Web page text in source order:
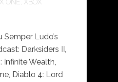
ONE XBOX
Semper Ludo’s
Darksiders II,
Infinite Wealth⁠,
⁠Diablo 4: Lord